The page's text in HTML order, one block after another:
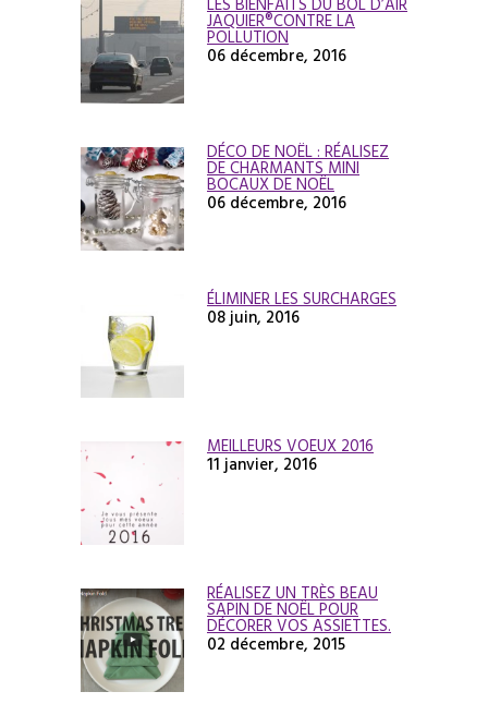
LES BIENFAITS DU BOL D’AIR
JAQUIER®CONTRE LA
POLLUTION
06 décembre, 2016
DÉCO DE NOËL : RÉALISEZ
DE CHARMANTS MINI
BOCAUX DE NOËL
06 décembre, 2016
ÉLIMINER LES SURCHARGES
08 juin, 2016
MEILLEURS VOEUX 2016
11 janvier, 2016
RÉALISEZ UN TRÈS BEAU
SAPIN DE NOËL POUR
DÉCORER VOS ASSIETTES.
02 décembre, 2015